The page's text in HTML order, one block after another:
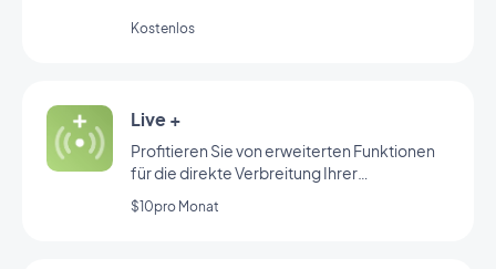
Kostenlos
Live +
Profitieren Sie von erweiterten Funktionen
für die direkte Verbreitung Ihrer
Radiosendungen
$10pro Monat